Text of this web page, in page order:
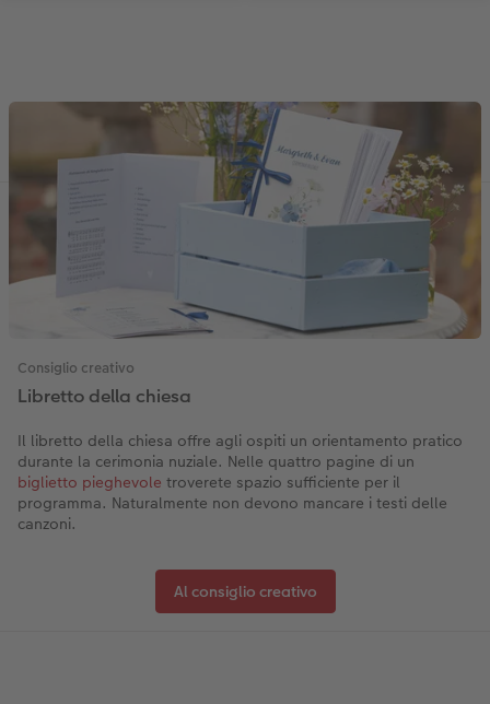
Consiglio creativo
Libretto della chiesa
Il libretto della chiesa offre agli ospiti un orientamento pratico
durante la cerimonia nuziale. Nelle quattro pagine di un
biglietto pieghevole troverete spazio sufficiente per il
programma. Naturalmente non devono mancare i testi delle
canzoni.
Al consiglio creativo